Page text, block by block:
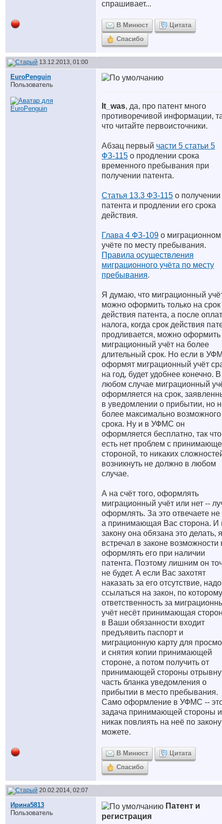
спрашивает...
В Минюст
Цитата
Спасибо
13.12.2013, 01:00
EuroPenguin
Пользователь
It_was, да, про патент много
противоречивой информации,
что читайте первоисточники.
Абзац первый части 5 статьи 5
ФЗ-115 о продлении срока
временного пребывания при
получении патента.
Статья 13.3 ФЗ-115 о получении
патента и продлении его срока
действия.
Глава 4 ФЗ-109 о миграционном
учёте по месту пребывания.
Правила осуществления
миграционного учёта по месту
пребывания.
Я думаю, что миграционный
можно оформить только на срок
действия патента, а после
налога, когда срок действия
продливается, можно оформить
миграционный учёт на более
длительный срок. Но если в
оформят миграционный учёт
на год, будет удобнее конечно. В
любом случае миграционный
оформляется на срок,
в уведомлении о прибытии, но
более максимально возможного
срока. Ну и в УФМС он
оформляется бесплатно, так что
есть нет проблем с
стороной, то никаких
возникнуть не должно в любом
случае.
А на счёт того, оформлять
миграционный учёт или нет --
оформлять. За это отвечаете
а принимающая Вас сторона. И
закону она обязана это делать,
встречал в законе возможности
оформлять его при наличии
патента. Поэтому лишним он
не будет. А если Вас захотят
наказать за его отсутствие, надо
ссылаться на закон, по которому
ответственность за
учёт несёт принимающая
в Ваши обязанности входит
предъявить паспорт и
миграционную карту для
и снятия копии принимающей
стороне, а потом получить от
принимающей стороны
часть бланка уведомления о
прибытии в место пребывания.
Само оформление в УФМС --
задача принимающей стороны
никак повлиять на неё по
можете.
В Минюст
Цитата
Спасибо
20.02.2014, 02:07
Ирина5813
Пользователь
Патент и
регистрация